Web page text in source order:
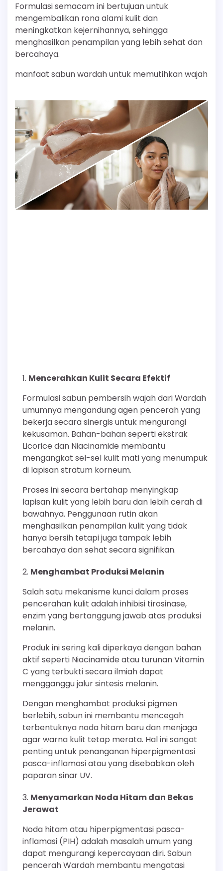
Formulasi semacam ini bertujuan untuk
mengembalikan rona alami kulit dan
meningkatkan kejernihannya, sehingga
menghasilkan penampilan yang lebih sehat dan
bercahaya.
manfaat sabun wardah untuk memutihkan wajah
Mencerahkan Kulit Secara Efektif
Formulasi sabun pembersih wajah dari Wardah
umumnya mengandung agen pencerah yang
bekerja secara sinergis untuk mengurangi
kekusaman. Bahan-bahan seperti ekstrak
Licorice dan Niacinamide membantu
mengangkat sel-sel kulit mati yang menumpuk
di lapisan stratum korneum.
Proses ini secara bertahap menyingkap
lapisan kulit yang lebih baru dan lebih cerah di
bawahnya. Penggunaan rutin akan
menghasilkan penampilan kulit yang tidak
hanya bersih tetapi juga tampak lebih
bercahaya dan sehat secara signifikan.
Menghambat Produksi Melanin
Salah satu mekanisme kunci dalam proses
pencerahan kulit adalah inhibisi tirosinase,
enzim yang bertanggung jawab atas produksi
melanin.
Produk ini sering kali diperkaya dengan bahan
aktif seperti Niacinamide atau turunan Vitamin
C yang terbukti secara ilmiah dapat
mengganggu jalur sintesis melanin.
Dengan menghambat produksi pigmen
berlebih, sabun ini membantu mencegah
terbentuknya noda hitam baru dan menjaga
agar warna kulit tetap merata. Hal ini sangat
penting untuk penanganan hiperpigmentasi
pasca-inflamasi atau yang disebabkan oleh
paparan sinar UV.
Menyamarkan Noda Hitam dan Bekas
Jerawat
Noda hitam atau hiperpigmentasi pasca-
inflamasi (PIH) adalah masalah umum yang
dapat mengurangi kepercayaan diri. Sabun
pencerah Wardah membantu mengatasi